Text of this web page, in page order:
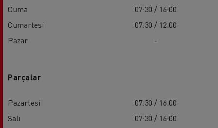
Cuma
07:30 / 16:00
Cumartesi
07:30 / 12:00
Pazar
-
Parçalar
Pazartesi
07:30 / 16:00
Salı
07:30 / 16:00